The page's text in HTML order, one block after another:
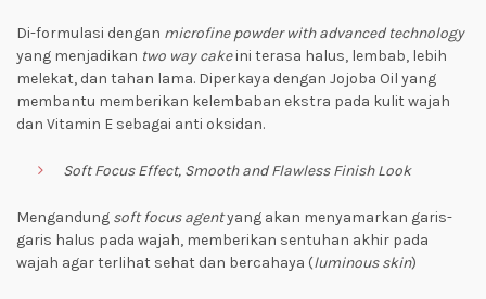
Di-formulasi dengan microfine powder with advanced technology
yang menjadikan two way cakeini terasa halus, lembab, lebih
melekat, dan tahan lama. Diperkaya dengan Jojoba Oil yang
membantu memberikan kelembaban ekstra pada kulit wajah
dan Vitamin E sebagai anti oksidan.
Soft Focus Effect, Smooth and Flawless Finish Look
Mengandung soft focus agentyang akan menyamarkan garis-
garis halus pada wajah, memberikan sentuhan akhir pada
wajah agar terlihat sehat dan bercahaya (luminous skin)